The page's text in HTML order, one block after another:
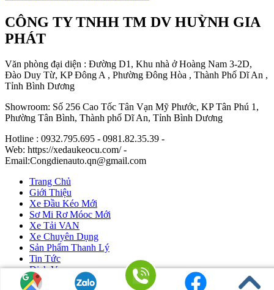
CÔNG TY TNHH TM DV HUỲNH GIA
PHÁT
Văn phòng đại diện : Đường D1, Khu nhà ở Hoàng Nam 3-2D,
Đào Duy Từ, KP Đông A , Phường Đông Hòa , Thành Phố Dĩ An ,
Tỉnh Bình Dương
Showroom: Số 256 Cao Tốc Tân Vạn Mỹ Phước, KP Tân Phú 1,
Phường Tân Bình, Thành phố Dĩ An, Tỉnh Bình Dương
Hotline : 0932.795.695 - 0981.82.35.39 -
Web: https://xedaukeocu.com/ -
Email:Congdienauto.qn@gmail.com
Trang Chủ
Giới Thiệu
Xe Đầu Kéo Mới
Sơ Mi Rơ Móoc Mới
Xe Tải VAN
Xe Chuyên Dụng
Sản Phẩm Thanh Lý
Tin Tức
Dịch Vụ
Liên Hệ